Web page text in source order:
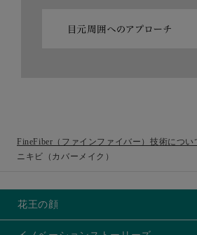
FineFiber（ファインファイバー）技術につい
ニキビ（カバーメイク）
花王の顔